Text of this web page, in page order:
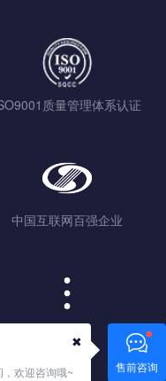
质量管理体系认证
中国互联网百强企业
查看更多
售前咨询
欢迎咨询哦~
✖